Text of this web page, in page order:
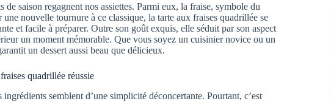
saison regagnent nos assiettes. Parmi eux, la fraise, symbole du
nouvelle tournure à ce classique, la tarte aux fraises quadrillée se
et facile à préparer. Outre son goût exquis, elle séduit par son aspect
un moment mémorable. Que vous soyez un cuisinier novice ou un
un dessert aussi beau que délicieux.
quadrillée réussie
semblent d’une simplicité déconcertante. Pourtant, c’est